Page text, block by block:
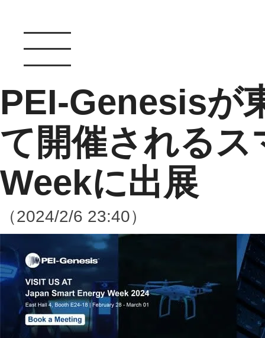
PEI-Genesisが
て開催される
Weekに出展
（2024/2/6 23:40）